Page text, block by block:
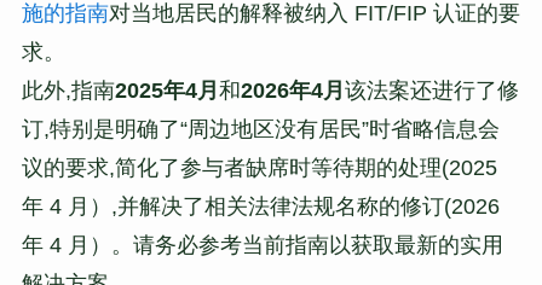
施的指南对当地居民的解释被纳入 FIT/FIP 认证的要
求。
此外,指南2025年4月 和2026年4月 该法案还进行了修
订,特别是明确了“周边地区没有居民”时省略信息会
议的要求,简化了参与者缺席时等待期的处理(2025
年 4 月）,并解决了相关法律法规名称的修订(2026
年 4 月）。请务必参考当前指南以获取最新的实用